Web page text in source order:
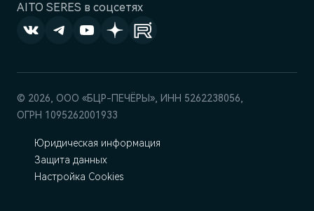
AITO SERES в соцсетях
© 2026, ООО «БЦР-ПЕЧЁРЫ», ИНН 5262238056,
ОГРН 1095262001933
Юридическая информация
Защита данных
Настройка Cookies